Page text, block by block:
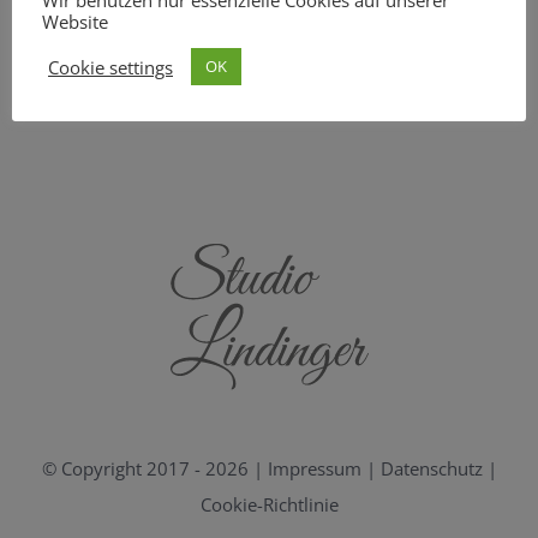
© Copyright 2017 - 2026 | Impressum | Datenschutz|
Cookie-Richtlinie
Website
Cookie settings
OK